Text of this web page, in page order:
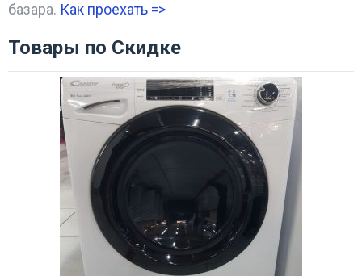
базара. Как проехать =>
Товары по Скидке